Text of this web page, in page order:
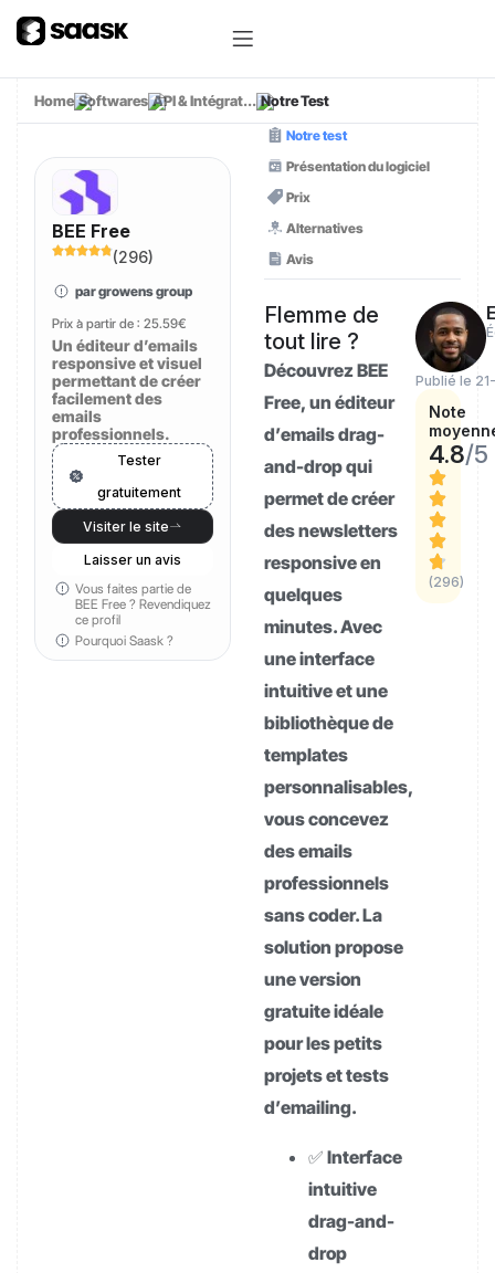
Home Softwares API & Intégrat... Notre Test
BEE Free
(296)
par growens group
Prix à partir de : 25.59€
Un éditeur d’emails
responsive et visuel
permettant de créer
facilement des
emails
professionnels.
Tester
gratuitement
Visiter le site
Laisser un avis
Vous faites partie de
BEE Free ?Revendiquez
ce profil
Pourquoi Saask ?
Notre test
Présentation du logiciel
Prix
Alternatives
Avis
Flemme de
tout lire ?
Découvrez BEE
Free, un éditeur
d’emails drag-
and-drop qui
permet de créer
des newsletters
responsive en
quelques
minutes. Avec
une interface
intuitive et une
bibliothèque de
templates
personnalisables,
vous concevez
des emails
professionnels
sans coder. La
solution propose
une version
gratuite idéale
pour les petits
projets et tests
d’emailing.
✅ Interface
intuitive
drag-and-
drop
Publié le
Note
4.8/5
(296)